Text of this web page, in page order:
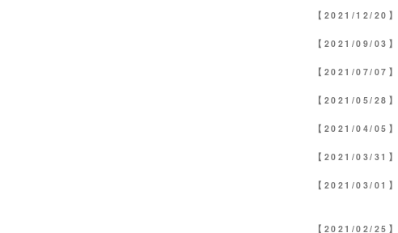
【2021/12/20】
【2021/09/03】
【2021/07/07】
【2021/05/28】
【2021/04/05】
【2021/03/31】
【2021/03/01】
【2021/02/25】